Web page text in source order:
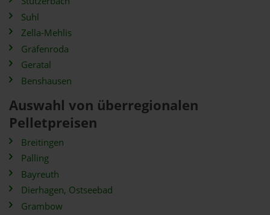
Suhl
Zella-Mehlis
Gräfenroda
Geratal
Benshausen
Auswahl von überregionalen
Pelletpreisen
Breitingen
Palling
Bayreuth
Dierhagen, Ostseebad
Grambow